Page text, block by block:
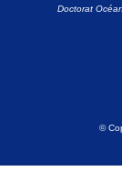
Doctorat
©